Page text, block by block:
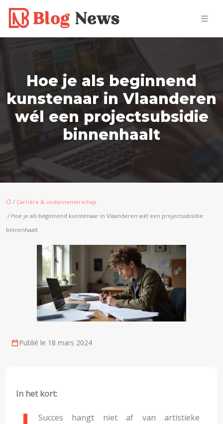
Hoe je als beginnend
kunstenaar in Vlaanderen
wél een projectsubsidie
binnenhaalt
/ Carrière & ondernemerschap
/ Hoe je als beginnend kunstenaar in Vlaanderen wél een projectsubsidie
binnenhaalt
Publié le 18 mars 2024
In het kort:
Succes hangt niet af van artistieke